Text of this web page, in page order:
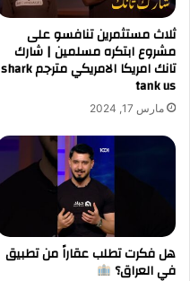
ثلاث مستثمرين تنافسو على
مشروع ابتكره مسلمين | شارك
تانك امريكا الامريكي مترجم shark
tank us
مارس 17, 2024
هل فكرت تطلب عقاراً من تطبيق
في العراق؟